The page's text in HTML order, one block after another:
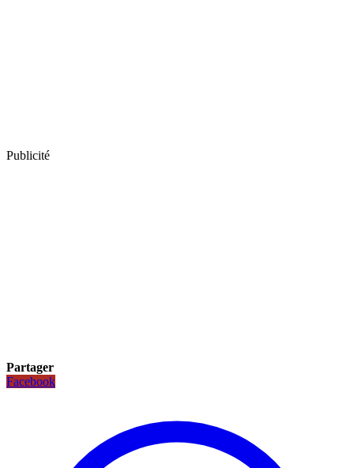
Publicité
Partager
Facebook